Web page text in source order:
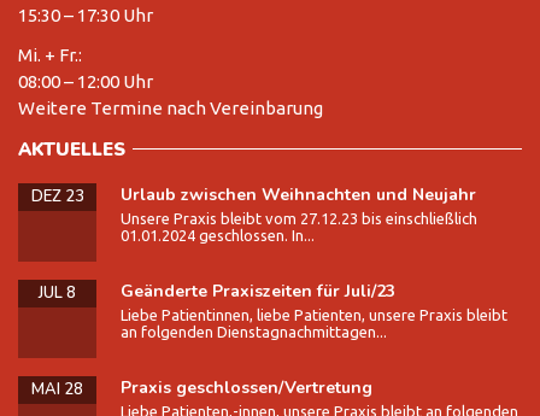
15:30 – 17:30 Uhr
Mi. + Fr.:
08:00 – 12:00 Uhr
Weitere Termine nach Vereinbarung
AKTUELLES
Urlaub zwischen Weihnachten und Neujahr
DEZ 23
Unsere Praxis bleibt vom 27.12.23 bis einschließlich
01.01.2024 geschlossen. In...
Geänderte Praxiszeiten für Juli/23
JUL 8
Liebe Patientinnen, liebe Patienten, unsere Praxis bleibt
an folgenden Dienstagnachmittagen...
Praxis geschlossen/Vertretung
MAI 28
Liebe Patienten,-innen, unsere Praxis bleibt an folgenden